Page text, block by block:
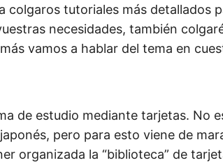
colgaros tutoriales más detallados
necesidades, también
vamos a hablar del tema en
de estudio mediante tarjetas. No
pero para esto viene de
organizada la “biblioteca” de